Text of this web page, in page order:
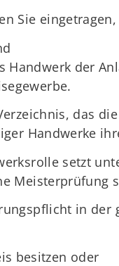
Sie
Handwerk der
das
Handwerke
setzt
Meisterprüfung
in
besitzen oder